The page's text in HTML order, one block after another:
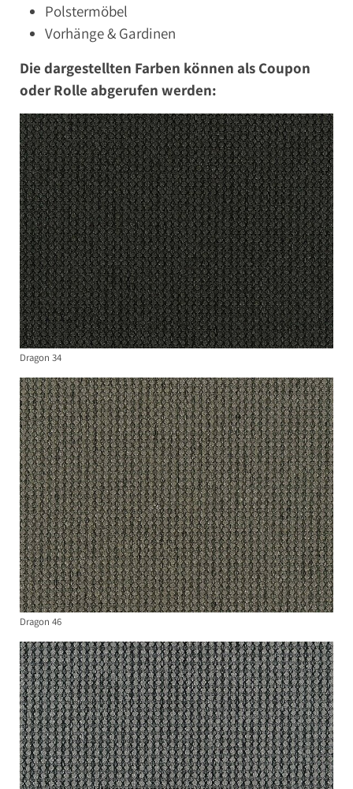
Dragon 34
Dragon 46
Polstermöbel
Vorhänge & Gardinen
Die dargestellten Farben können als Coupon
oder Rolle abgerufen werden: